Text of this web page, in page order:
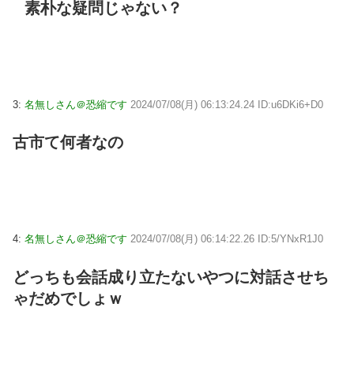
素朴な疑問じゃない？
3: 名無しさん＠恐縮です 2024/07/08(月) 06:13:24.24 ID:u6DKi6+D0
古市て何者なの
4: 名無しさん＠恐縮です 2024/07/08(月) 06:14:22.26 ID:5/YNxR1J0
どっちも会話成り立たないやつに対話させち
ゃだめでしょｗ